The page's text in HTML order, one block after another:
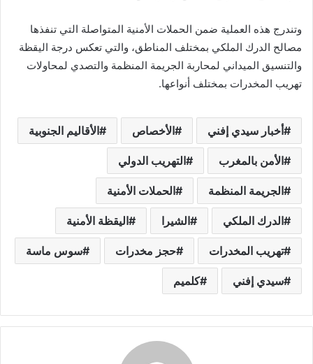
وتندرج هذه العملية ضمن الحملات الأمنية المتواصلة التي تنفذها
مصالح الدرك الملكي بمختلف المناطق، والتي تعكس درجة اليقظة
والتنسيق الميداني لمحاربة الجريمة المنظمة والتصدي لمحاولات
تهريب المخدرات بمختلف أنواعها.
أخبار سيدي إفني الأخصاص الأقاليم الجنوبية
الأمن بالمغرب التهريب الدولي
الجريمة المنظمة الحملات الأمنية
الدرك الملكي الشيرا اليقظة الأمنية
تهريب المخدرات حجز مخدرات سوس ماسة
سيدي إفني كلميم